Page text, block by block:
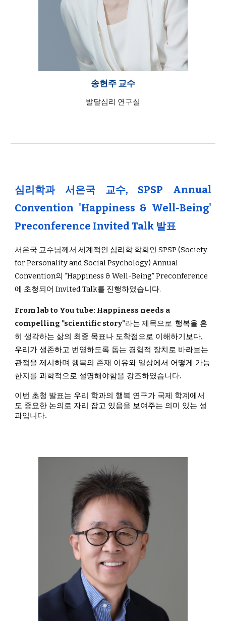
송현주 교수
발달심리 연구실
심리학과 서은국 교수, SPSP Annual
Convention 'Happiness & Well-Being'
Preconference Invited Talk 발표
서은국 교수님께서세계적인 심리학 학회인SPSP (Society
for Personality and Social Psychology) Annual
Convention의 “Happiness & Well-Being” Preconference
에 초청되어 Invited Talk를 진행하였습니다.
From lab to You tube: Happiness needs a
compelling "scientific story"라는 제목으로 행복을 흔
히 생각하는 삶의 최종 목표나 도착점으로 이해하기보다,
우리가 생존하고 번영하도록 돕는 경험적 장치로 바라보는
관점을 제시하며 행복의 존재 이유와 일상에서 어떻게 가능
한지를 과학적으로 설명해야함을 강조하였습니다.
이번 초청 발표는 우리 학과의 행복 연구가 국제 학계에서
도 중요한 논의로 자리 잡고 있음을 보여주는 의미 있는 성
과입니다.